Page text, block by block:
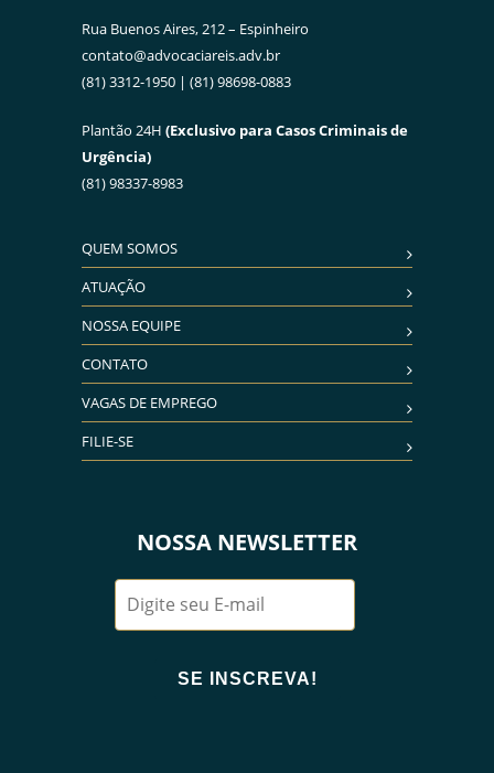
Rua Buenos Aires, 212 – Espinheiro
contato@advocaciareis.adv.br
(81) 3312-1950 | (81) 98698-0883
Plantão 24H (Exclusivo para Casos Criminais de
Urgência)
(81) 98337-8983
QUEM SOMOS
ATUAÇÃO
NOSSA EQUIPE
CONTATO
VAGAS DE EMPREGO
FILIE-SE
NOSSA NEWSLETTER